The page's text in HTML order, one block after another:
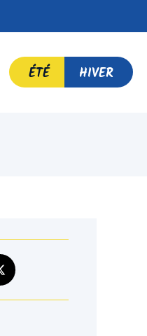
ÉTÉ HIVER